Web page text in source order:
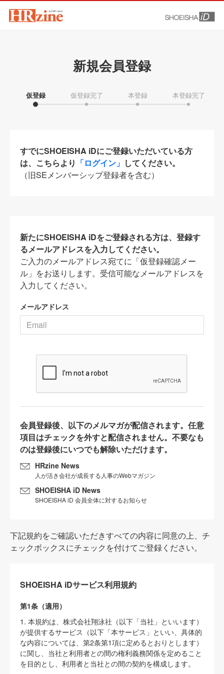
新規会員登録
仮登録 仮登録完了 本登録 本登録完了
すでにSHOEISHA iDにご登録いただいている方
は、こちらより 「ログイン」 してください。
（旧SEメンバーシップ登録者を含む）
新たにSHOEISHA iDをご登録される方は、登録す
るメールアドレスを入力してください。
ご入力のメールアドレス宛てに「仮登録確認メー
ル」をお送りします。受信可能なメールアドレスを
入力してください。
メールアドレス
会員登録後、以下のメルマガが配信されます。任意
項目はチェックを外すと配信されません。不要なも
のは登録後にいつでも解除いただけます。
HRzine News
人が活き会社が成長する人事のWebマガジン
SHOEISHA iD News
SHOEISHA iD 会員全体に対するお知らせ
下記規約をご確認いただきすべての内容に同意の上、チ
ェックボックスにチェックを付けてご登録ください。
SHOEISHA iDサービス利用規約
第1条（適用）
1. 本規約は、株式会社翔泳社（以下「当社」といいます）
が提供するサービス（以下「本サービス」といい、具体的
な内容については、第2条第1項に定めるとおりとします）
に関し、当社と利用者との間の権利義務関係を定めること
を目的とし、利用者と当社との間の契約を構成します。